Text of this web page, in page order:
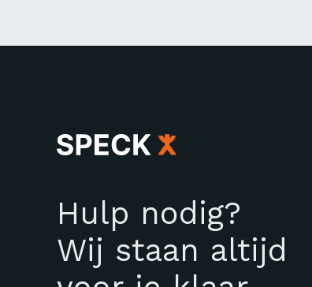
Hulp nodig?
Wij staan altijd